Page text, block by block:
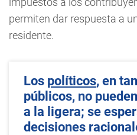
permiten dar respuesta a
residente.
Los políticos, en
públicos, no
a la ligera; se
decisiones